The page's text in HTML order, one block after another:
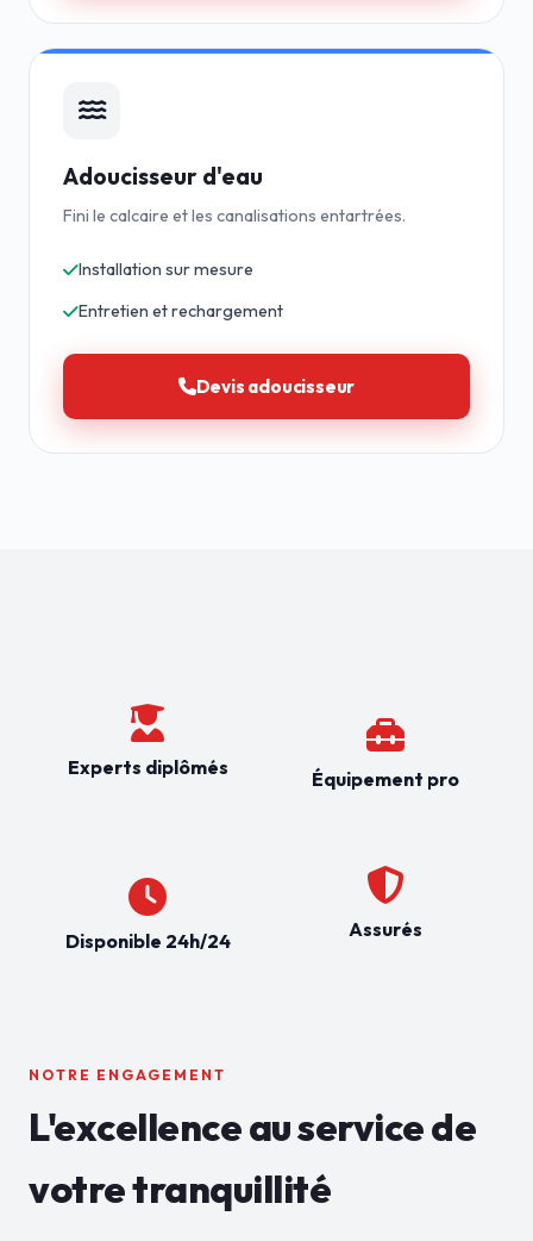
Adoucisseur d'eau
Fini le calcaire et les canalisations entartrées.
Installation sur mesure
Entretien et rechargement
Devis adoucisseur
Experts diplômés
Disponible 24h/24
Équipement pro
Assurés
NOTRE ENGAGEMENT
L'excellence au service de
votre tranquillité